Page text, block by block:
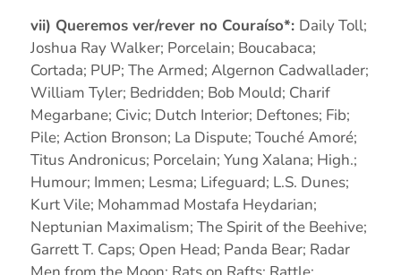
vii) Queremos ver/rever no Couraíso*: Daily Toll;
Joshua Ray Walker; Porcelain; Boucabaca;
Cortada; PUP; The Armed; Algernon Cadwallader;
William Tyler; Bedridden; Bob Mould; Charif
Megarbane; Civic; Dutch Interior; Deftones; Fib;
Pile; Action Bronson; La Dispute; Touché Amoré;
Titus Andronicus; Porcelain; Yung Xalana; High.;
Humour; Immen; Lesma; Lifeguard; L.S. Dunes;
Kurt Vile; Mohammad Mostafa Heydarian;
Neptunian Maximalism; The Spirit of the Beehive;
Garrett T. Caps; Open Head; Panda Bear; Radar